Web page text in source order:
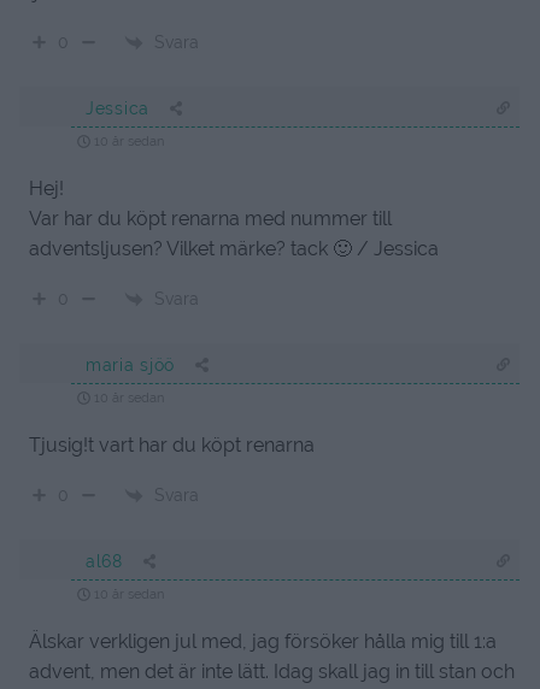
0 Svara
Jessica
10 år sedan
Hej!
Var har du köpt renarna med nummer till
adventsljusen? Vilket märke? tack 🙂 / Jessica
0 Svara
maria sjöö
10 år sedan
Tjusig!t vart har du köpt renarna
0 Svara
al68
10 år sedan
Älskar verkligen jul med, jag försöker hålla mig till 1:a
advent, men det är inte lätt. Idag skall jag in till stan och